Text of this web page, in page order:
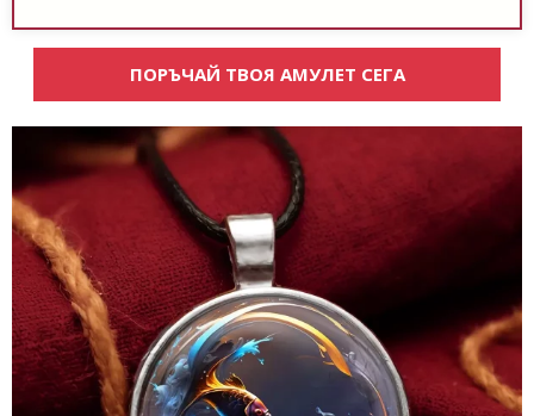
ПОРЪЧАЙ ТВОЯ АМУЛЕТ СЕГА